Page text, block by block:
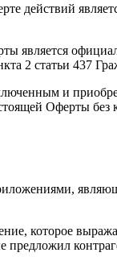
действий
является
2 статьи 437
и
Оферты
которое
предложил